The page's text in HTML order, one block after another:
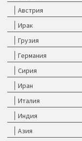
Австрия
Ирак
Грузия
Германия
Сирия
Иран
Италия
Индия
Азия